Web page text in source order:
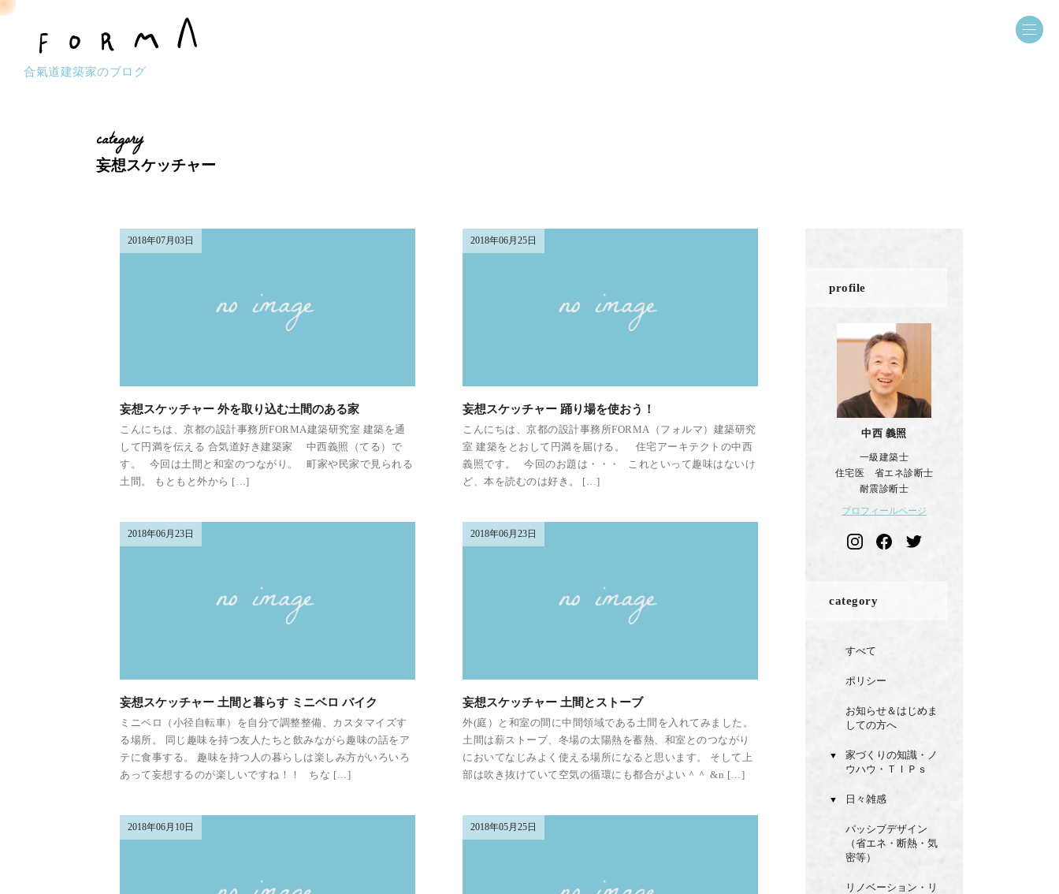
合氣道建築家のブログ
category
妄想スケッチャー
2018年07月03日
妄想スケッチャー 外を取り込む土間のある家
こんにちは、京都の設計事務所FORMA建築研究室 建築を通
して円満を伝える 合気道好き建築家 中西義照（てる）で
す。 今回は土間と和室のつながり。 町家や民家で見られる
土間。 もともと外から […]
2018年06月25日
妄想スケッチャー 踊り場を使おう！
こんにちは、京都の設計事務所FORMA（フォルマ）建築研究
室 建築をとおして円満を届ける。 住宅アーキテクトの中西
義照です。 今回のお題は・・・ これといって趣味はないけ
ど、本を読むのは好き。 […]
2018年06月23日
妄想スケッチャー 土間と暮らす ミニベロ バイク
ミニベロ（小径自転車）を自分で調整整備、カスタマイズす
る場所。 同じ趣味を持つ友人たちと飲みながら趣味の話をア
テに食事する。 趣味を持つ人の暮らしは楽しみ方がいろいろ
あって妄想するのが楽しいですね！！ ちな […]
2018年06月23日
妄想スケッチャー 土間とストーブ
外(庭）と和室の間に中間領域である土間を入れてみました。
土間は薪ストーブ、冬場の太陽熱を蓄熱、和室とのつながり
においてなじみよく使える場所になると思います。 そして上
部は吹き抜けていて空気の循環にも都合がよい＾＾ &n […]
2018年06月10日 2018年05月25日
profile
中西 義照
一級建築士
住宅医 省エネ診断士
耐震診断士
プロフィールページ
category
すべて
ポリシー
お知らせ＆はじめま
しての方へ
▼
家づくりの知識・ノ
ウハウ・ＴＩＰｓ
▼ 日々雑感
パッシブデザイン
（省エネ・断熱・気
密等）
リノベーション・リ